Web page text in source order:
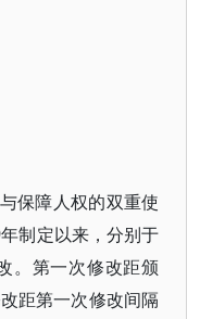
保障人权的双重使
制定以来，分别于
。第一次修改距颁
距第一次修改间隔